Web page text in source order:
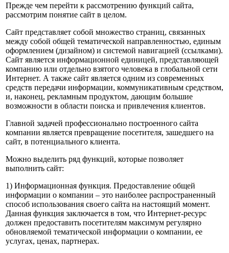
Прежде чем перейти к рассмотрению функций сайта,
рассмотрим понятие сайт в целом.
Сайт представляет собой множество страниц, связанных
между собой общей тематической направленностью, единым
оформлением (дизайном) и системой навигацией (ссылками).
Сайт является информационной единицей, представляющей
компанию или отдельно взятого человека в глобальной сети
Интернет. А также сайт является одним из современных
средств передачи информации, коммуникативным средством,
и, наконец, рекламным продуктом, дающим большие
возможности в области поиска и привлечения клиентов.
Главной задачей профессионально построенного сайта
компании является превращение посетителя, зашедшего на
сайт, в потенциального клиента.
Можно выделить ряд функций, которые позволяет
выполнить сайт:
1) Информационная функция. Предоставление общей
информации о компании – это наиболее распространенный
способ использования своего сайта на настоящий момент.
Данная функция заключается в том, что Интернет-ресурс
должен предоставить посетителям максимум регулярно
обновляемой тематической информации о компании, ее
услугах, ценах, партнерах.